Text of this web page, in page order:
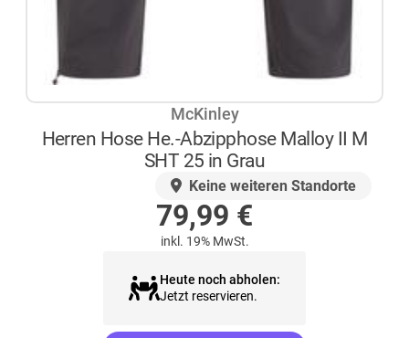
McKinley
Herren Hose He.-Abzipphose Malloy II M
SHT 25 in Grau
Keine weiteren Standorte
79,99 €
inkl. 19% MwSt.
Heute noch abholen:
Jetzt reservieren.